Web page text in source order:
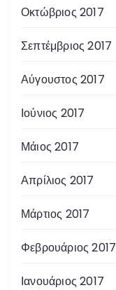
Οκτώβριος 2017
Σεπτέμβριος 2017
Αύγουστος 2017
Ιούνιος 2017
Μάιος 2017
Απρίλιος 2017
Μάρτιος 2017
Φεβρουάριος 2017
Ιανουάριος 2017